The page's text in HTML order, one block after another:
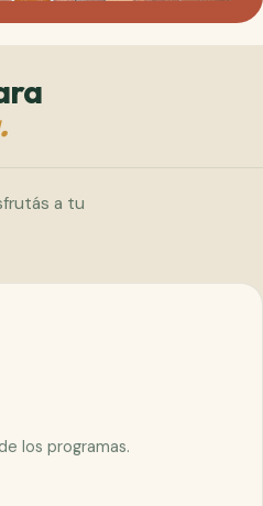
a tu
los programas.